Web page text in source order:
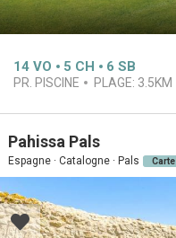
14 VO 5 CH 6 SB
PR. PISCINE PLAGE: 3.5KM
Pahissa Pals
Espagne · Catalogne · Pals Carte